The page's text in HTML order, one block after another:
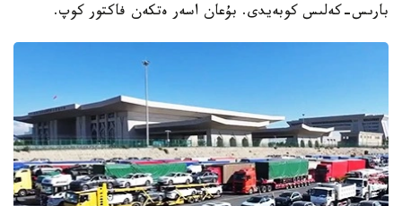
بارىس-كەلىس كوبەيدى. بۇعان اسەر ەتكەن فاكتور كوپ.